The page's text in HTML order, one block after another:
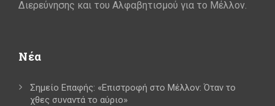
Διερεύνησης και του Αλφαβητισμού για το Μέλλον.
Νέα
Σημείο Επαφής: «Επιστροφή στο Μέλλον: Όταν το
χθες συναντά το αύριο»